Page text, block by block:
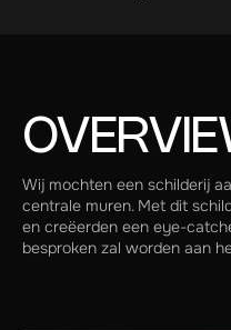
Wij mochten een schilderij
centrale muren. Met dit
en creëerden een eye-
besproken zal worden aan